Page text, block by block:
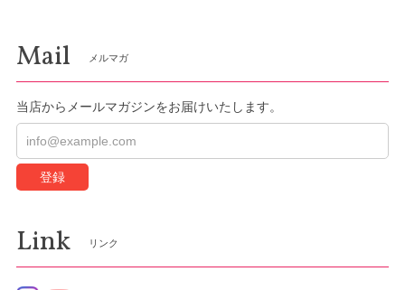
Mail メルマガ
当店からメールマガジンをお届けいたします。
登録
Link リンク